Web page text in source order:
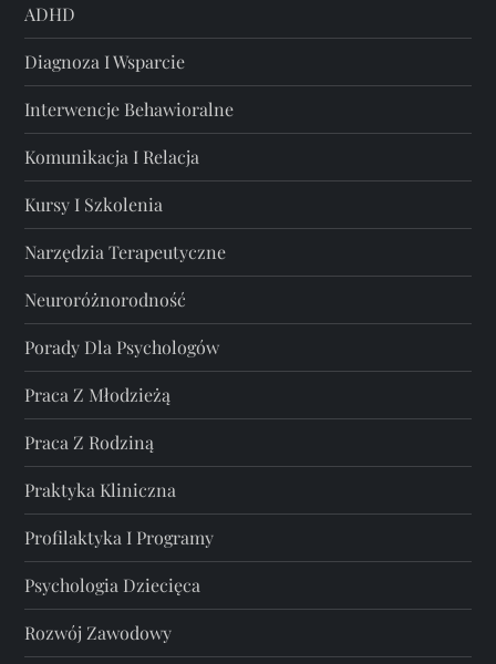
ADHD
Diagnoza I Wsparcie
Interwencje Behawioralne
Komunikacja I Relacja
Kursy I Szkolenia
Narzędzia Terapeutyczne
Neuroróżnorodność
Porady Dla Psychologów
Praca Z Młodzieżą
Praca Z Rodziną
Praktyka Kliniczna
Profilaktyka I Programy
Psychologia Dziecięca
Rozwój Zawodowy